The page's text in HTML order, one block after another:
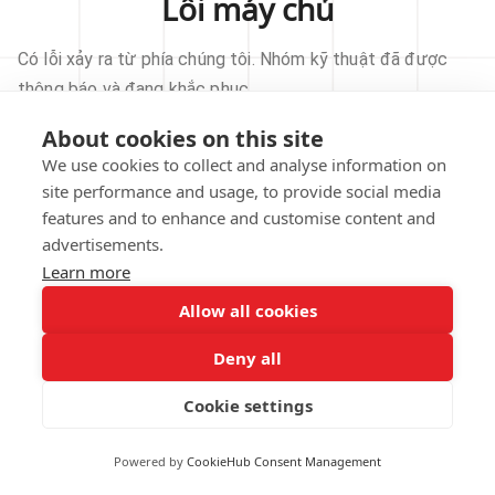
About cookies on this site
We use cookies to collect and analyse information on
site performance and usage, to provide social media
features and to enhance and customise content and
advertisements.
Learn more
Allow all cookies
Deny all
Cookie settings
Powered by CookieHub Consent Management
Lỗi máy chủ
Có lỗi xảy ra từ phía chúng tôi. Nhóm kỹ thuật đã được
thông báo và đang khắc phục.
THỬ LẠI
VỀ TRANG CHỦ
notified.